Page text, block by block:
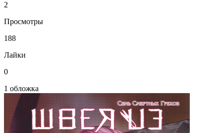
2
Просмотры
188
Лайки
0
1 обложка